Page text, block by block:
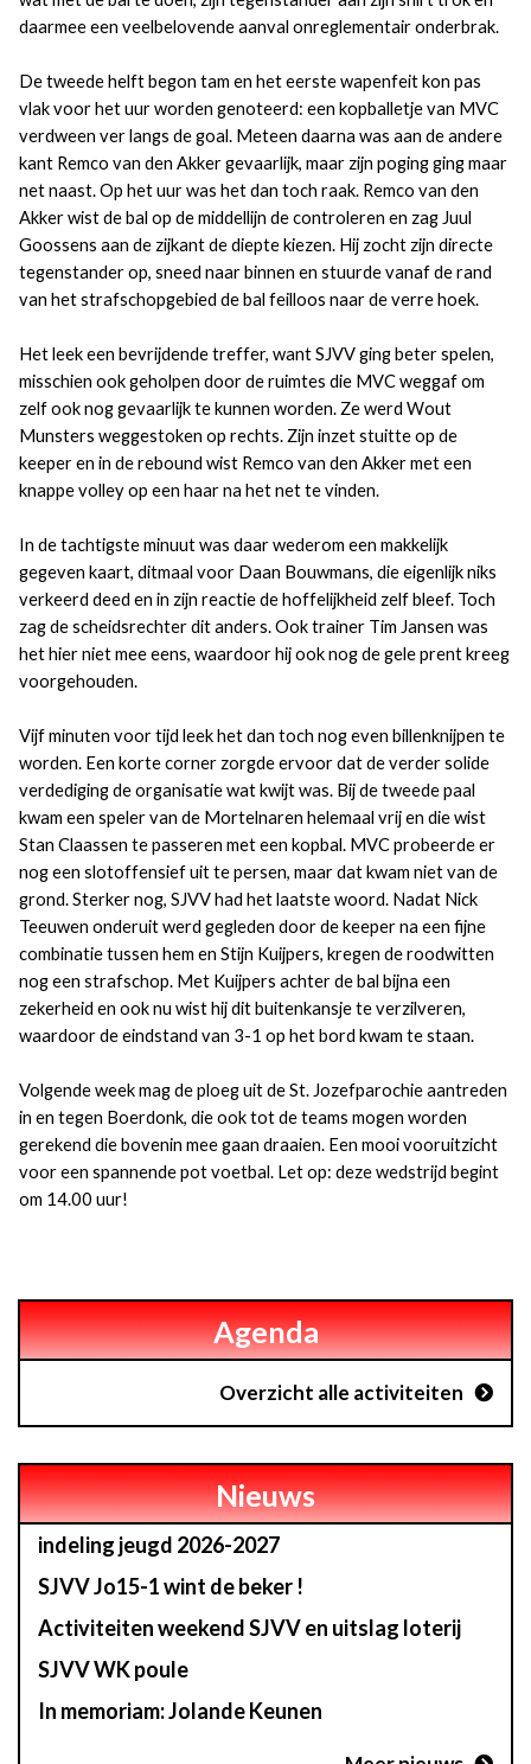
daarmee een veelbelovende aanval onreglementair onderbrak.
De tweede helft begon tam en het eerste wapenfeit kon pas
vlak voor het uur worden genoteerd: een kopballetje van MVC
verdween ver langs de goal. Meteen daarna was aan de andere
kant Remco van den Akker gevaarlijk, maar zijn poging ging maar
net naast. Op het uur was het dan toch raak. Remco van den
Akker wist de bal op de middellijn de controleren en zag Juul
Goossens aan de zijkant de diepte kiezen. Hij zocht zijn directe
tegenstander op, sneed naar binnen en stuurde vanaf de rand
van het strafschopgebied de bal feilloos naar de verre hoek.
Het leek een bevrijdende treffer, want SJVV ging beter spelen,
misschien ook geholpen door de ruimtes die MVC weggaf om
zelf ook nog gevaarlijk te kunnen worden. Ze werd Wout
Munsters weggestoken op rechts. Zijn inzet stuitte op de
keeper en in de rebound wist Remco van den Akker met een
knappe volley op een haar na het net te vinden.
In de tachtigste minuut was daar wederom een makkelijk
gegeven kaart, ditmaal voor Daan Bouwmans, die eigenlijk niks
verkeerd deed en in zijn reactie de hoffelijkheid zelf bleef. Toch
zag de scheidsrechter dit anders. Ook trainer Tim Jansen was
het hier niet mee eens, waardoor hij ook nog de gele prent kreeg
voorgehouden.
Vijf minuten voor tijd leek het dan toch nog even billenknijpen te
worden. Een korte corner zorgde ervoor dat de verder solide
verdediging de organisatie wat kwijt was. Bij de tweede paal
kwam een speler van de Mortelnaren helemaal vrij en die wist
Stan Claassen te passeren met een kopbal. MVC probeerde er
nog een slotoffensief uit te persen, maar dat kwam niet van de
grond. Sterker nog, SJVV had het laatste woord. Nadat Nick
Teeuwen onderuit werd gegleden door de keeper na een fijne
combinatie tussen hem en Stijn Kuijpers, kregen de roodwitten
nog een strafschop. Met Kuijpers achter de bal bijna een
zekerheid en ook nu wist hij dit buitenkansje te verzilveren,
waardoor de eindstand van 3-1 op het bord kwam te staan.
Volgende week mag de ploeg uit de St. Jozefparochie aantreden
in en tegen Boerdonk, die ook tot de teams mogen worden
gerekend die bovenin mee gaan draaien. Een mooi vooruitzicht
voor een spannende pot voetbal. Let op: deze wedstrijd begint
om 14.00 uur!
Agenda
Overzicht alle activiteiten
Nieuws
indeling jeugd 2026-2027
SJVV Jo15-1 wint de beker !
Activiteiten weekend SJVV en uitslag loterij
SJVV WK poule
In memoriam: Jolande Keunen